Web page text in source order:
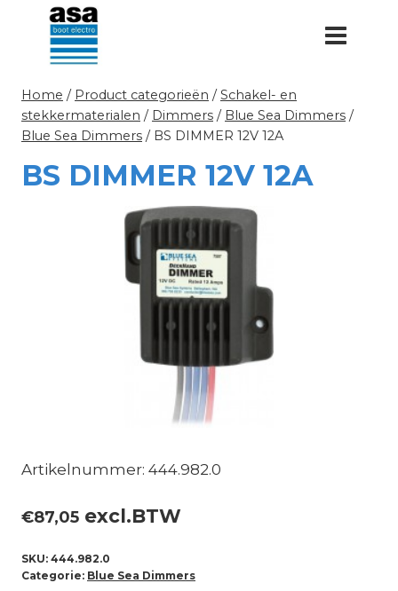
Doorgaan
inhoud
Home / Product categorieën / Schakel- en
stekkermaterialen / Dimmers / Blue Sea Dimmers /
Blue Sea Dimmers / BS DIMMER 12V 12A
BS DIMMER 12V 12A
Artikelnummer: 444.982.0
€87,05 excl.BTW
SKU: 444.982.0
Categorie: Blue Sea Dimmers